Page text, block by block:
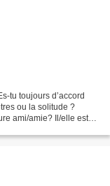
tu toujours d’accord
ou la solitude ?
ami/amie? Il/elle est